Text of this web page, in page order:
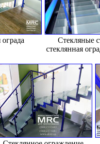
Стекляные
стеклянная